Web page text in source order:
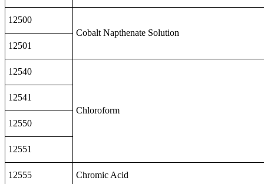
12500
Cobalt Napthenate Solution
12501
12540
Chloroform
12541
12550
12551
12555 Chromic Acid